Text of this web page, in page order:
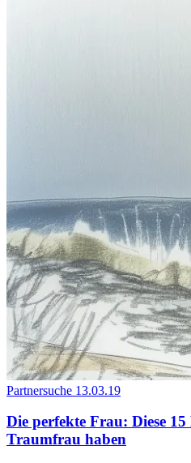
Partnersuche 13.03.19
Die perfekte Frau: Diese 15
Traumfrau haben